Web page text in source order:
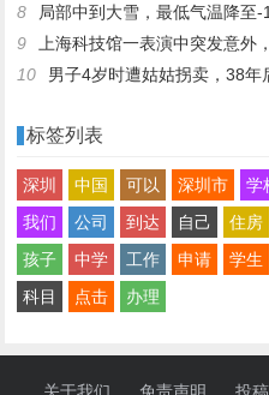
8
局部中到大雪，最低气温降至-13℃，
9
上海科技馆一表演中突发意外
10
男子4岁时遭姑姑拐卖，38年后终回家认亲
标签列表
深圳 中国 可以 深圳市 学
我们
公司 到达 自己 住房
孩子
中学 工作 申请 学生
科目
点击 办理
关于我们 免责声明 投